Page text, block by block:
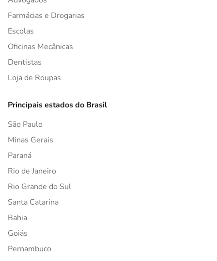
Farmácias e Drogarias
Escolas
Oficinas Mecânicas
Dentistas
Loja de Roupas
Principais estados do Brasil
São Paulo
Minas Gerais
Paraná
Rio de Janeiro
Rio Grande do Sul
Santa Catarina
Bahia
Goiás
Pernambuco